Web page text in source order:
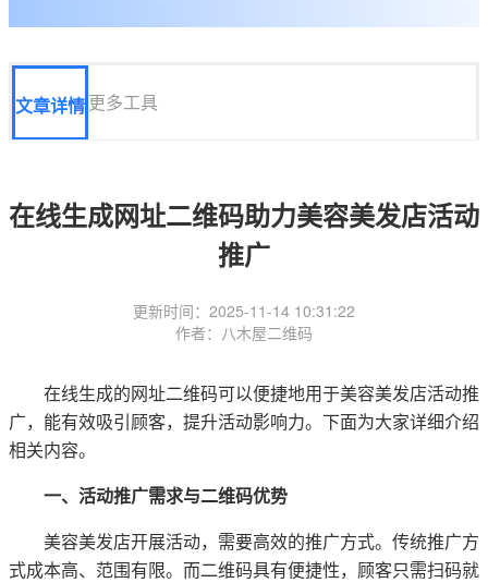
文章详情更多工具
在线生成网址二维码助力美容美发店活动
推广
更新时间：2025-11-14 10:31:22
作者：八木屋二维码
在线生成的网址二维码可以便捷地用于美容美发店活动推
广，能有效吸引顾客，提升活动影响力。下面为大家详细介绍
相关内容。
一、活动推广需求与二维码优势
美容美发店开展活动，需要高效的推广方式。传统推广方
式成本高、范围有限。而二维码具有便捷性，顾客只需扫码就